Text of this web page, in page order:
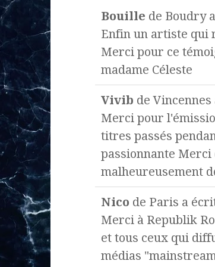
Bouille de Boudry
Enfin un artiste qui
Merci pour ce
madame Céleste
Vivib de Vincennes
Merci pour
titres passés
passionnante
malheureusement
Nico de Paris a
Merci à Republik
et tous ceux qui
médias